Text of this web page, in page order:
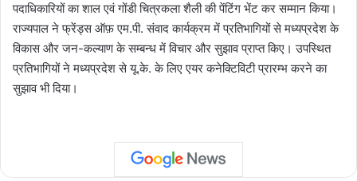
पदाधिकारियों का शाल एवं गोंडी चित्रकला शैली की पेंटिंग भेंट कर सम्मान किया।
राज्यपाल ने फ्रेंड्स ऑफ़ एम.पी. संवाद कार्यक्रम में प्रतिभागियों से मध्यप्रदेश के
विकास और जन-कल्याण के सम्बन्ध में विचार और सुझाव प्राप्त किए। उपस्थित
प्रतिभागियों ने मध्यप्रदेश से यू.के. के लिए एयर कनेक्टिविटी प्रारम्भ करने का
सुझाव भी दिया।